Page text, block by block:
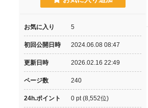
お気に入り 5
初回公開日時 2024.06.08 08:47
更新日時 2026.02.16 22:49
ページ数 240
24h.ポイント 0 pt (8,552位)